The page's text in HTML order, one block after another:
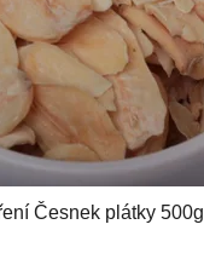
Česnek plátky 500g